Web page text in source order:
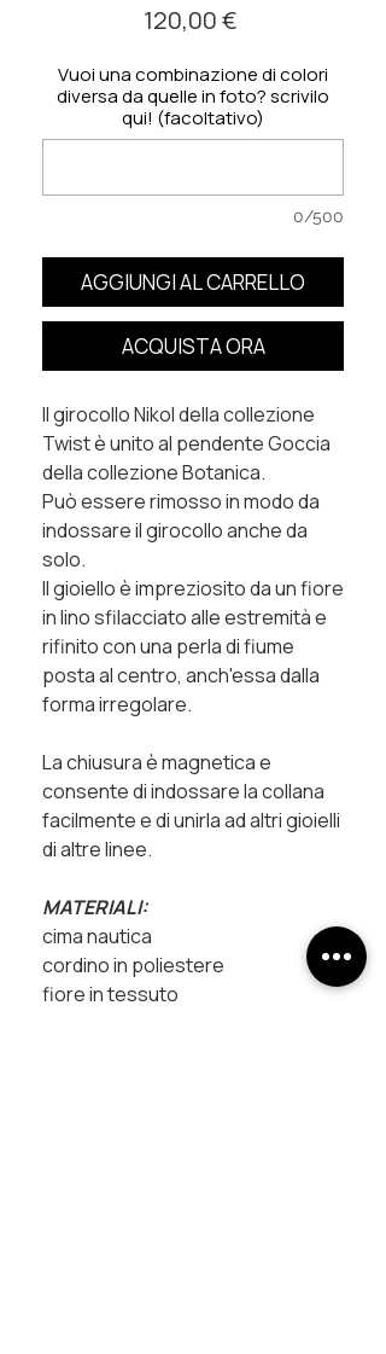
120,00 €Prezzo
Vuoi una combinazione di colori
diversa da quelle in foto? scrivilo
qui! (facoltativo)
0/500
AGGIUNGI AL CARRELLO
ACQUISTA ORA
Il girocollo Nikol della collezione
Twist è unito al pendente Goccia
della collezione Botanica.
Può essere rimosso in modo da
indossare il girocollo anche da
solo.
Il gioiello è impreziosito da un fiore
in lino sfilacciato alle estremità e
rifinito con una perla di fiume
posta al centro, anch'essa dalla
forma irregolare.
La chiusura è magnetica e
consente di indossare la collana
facilmente e di unirla ad altri gioielli
di altre linee.
MATERIALI:
cima nautica
cordino in poliestere
fiore in tessuto